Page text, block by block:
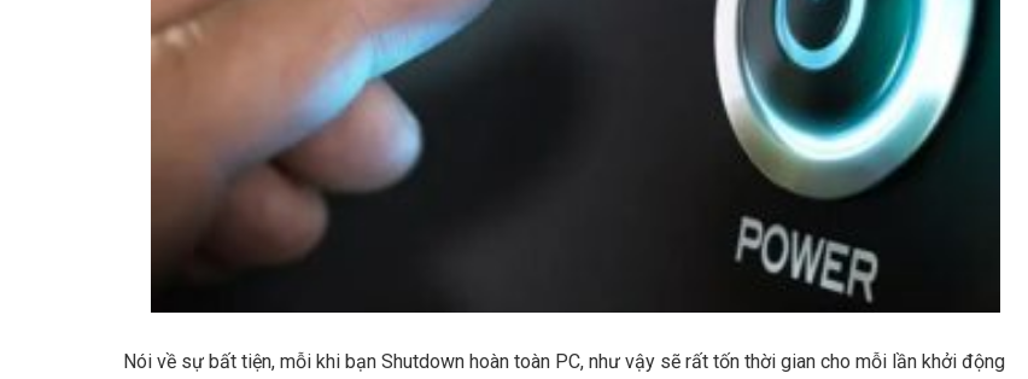
Nói về sự bất tiện, mỗi khi bạn Shutdown hoàn toàn PC, như vậy sẽ rất tốn thời gian cho mỗi lần khởi động